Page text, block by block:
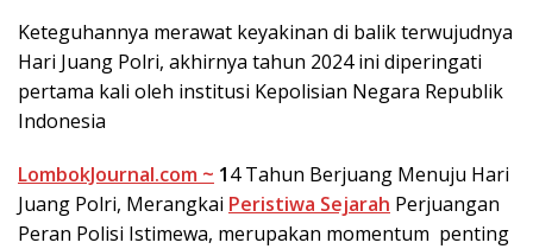
Keteguhannya merawat keyakinan di balik terwujudnya
Hari Juang Polri, akhirnya tahun 2024 ini diperingati
pertama kali oleh institusi Kepolisian Negara Republik
Indonesia
LombokJournal.com ~ 14 Tahun Berjuang Menuju Hari
Juang Polri, Merangkai Peristiwa Sejarah Perjuangan
Peran Polisi Istimewa, merupakan momentum penting